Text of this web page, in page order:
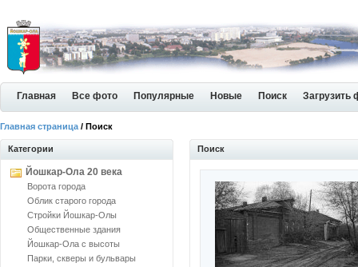
Главная Все фото Популярные Новые Поиск Загрузить
Главная страница / Поиск
Категории
Йошкар-Ола 20 века
Ворота города
Облик старого города
Стройки Йошкар-Олы
Общественные здания
Йошкар-Ола с высоты
Парки, скверы и бульвары
Поиск